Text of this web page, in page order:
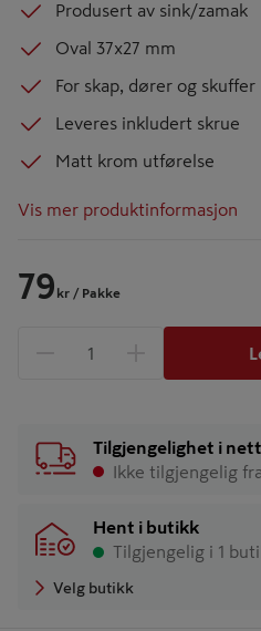
Produsert av sink/zamak
Oval 37x27 mm
For skap, dører og skuffer
Leveres inkludert skrue
Matt krom utførelse
Vis mer produktinformasjon
79 kr / Pakke
1 produkter
Tilgjengelighet i
Ikke tilgjengelig
Hent i butikk
Tilgjengelig i 1
Velg butikk